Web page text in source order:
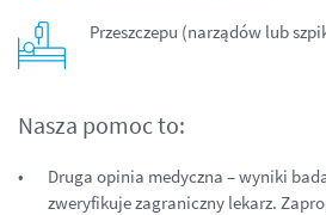
Przeszczepu (narządów lub
Nasza pomoc to:
Druga opinia medyczna – wyniki
zweryfikuje zagraniczny lekarz.